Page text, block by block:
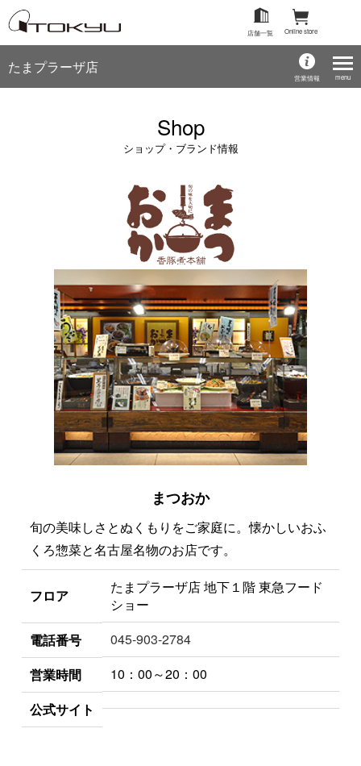
Online store
店舗一覧
たまプラーザ店
営業情報
Shop
ショップ・ブランド情報
まつおか
旬の美味しさとぬくもりをご家庭に。懐かしいおふ
くろ惣菜と名古屋名物のお店です。
フロア
たまプラーザ店 地下１階 東急フード
ショー
電話番号
045-903-2784
営業時間
10：00～20：00
公式サイト
menu